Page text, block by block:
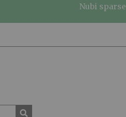
nubi sparse